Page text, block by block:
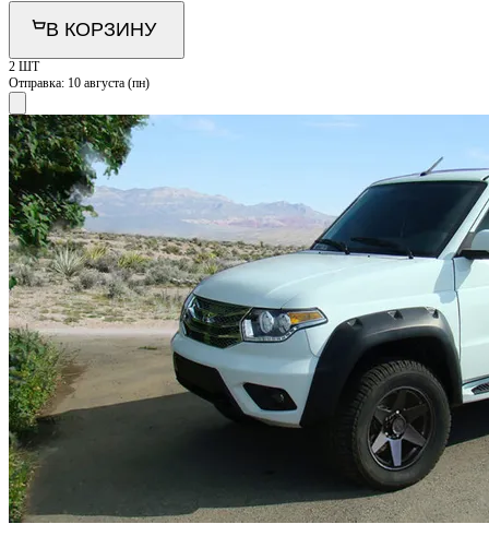
В КОРЗИНУ
2 ШТ
Отправка: 10 августа (пн)